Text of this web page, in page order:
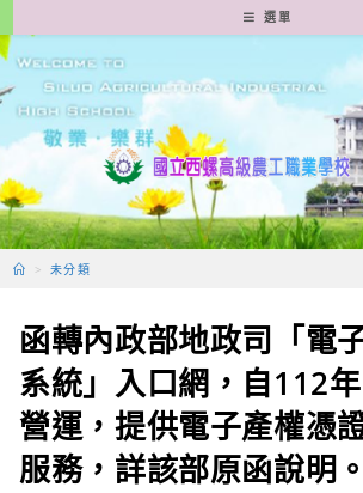
轉
至
要
容
選單
> 未分類
函轉內政部地政司「電
系統」入口網，自112
營運，提供電子產權憑
服務，詳該部原函說明。